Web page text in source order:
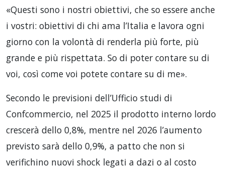
«Questi sono i nostri obiettivi, che so essere anche
i vostri: obiettivi di chi ama l’Italia e lavora ogni
giorno con la volontà di renderla più forte, più
grande e più rispettata. So di poter contare su di
voi, così come voi potete contare su di me».
Secondo le previsioni dell’Ufficio studi di
Confcommercio, nel 2025 il prodotto interno lordo
crescerà dello 0,8%, mentre nel 2026 l’aumento
previsto sarà dello 0,9%, a patto che non si
verifichino nuovi shock legati a dazi o al costo